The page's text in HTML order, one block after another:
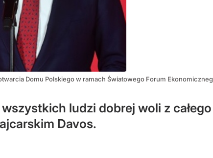
Domu Polskiego w ramach Światowego Forum
ludzi dobrej woli z
Davos.